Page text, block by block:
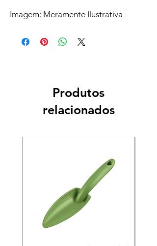
Imagem: Meramente Ilustrativa
Produtos
relacionados